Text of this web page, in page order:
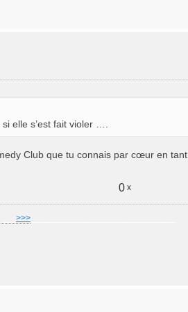
elle s’est fait violer ….
Club que tu connais par cœur en tant
0 x
>>>